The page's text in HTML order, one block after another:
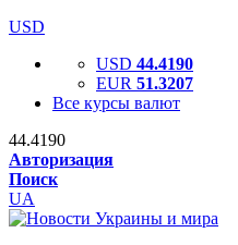
USD
USD 44.4190
EUR 51.3207
Все курсы валют
44.4190
Авторизация
Поиск
UA